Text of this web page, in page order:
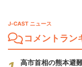
J-CAST ニュース
コメントラン
高市首相の熊本避